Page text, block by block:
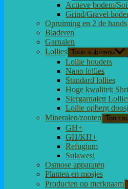
Actieve bodem/
Grind/Gravel
Opruiming en 2 de hands
Bladeren
Garnalen
Lollies Toon submenu
Lollie houders
Nano lollies
Standard lollies
Hoge kwaliteit
Siergarnalen
Lollie opberg
Mineralen/zouten Toon
GH+
GH/KH+
Refugium
Sulawesi
Osmose apparaten
Planten en mosjes
Producten op merknaam